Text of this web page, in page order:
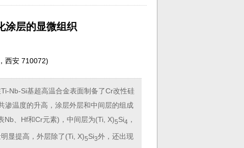
涂层的显微组织
西安 710072)
Nb-Si基超高温合金表面制备了Cr改性硅
渗温度的升高，涂层外层和中间层的组成
Nb、Hf和Cr元素)，中间层为(Ti, X)5Si4 ，
显提高，外层除了(Ti, X)5Si3外，还出现